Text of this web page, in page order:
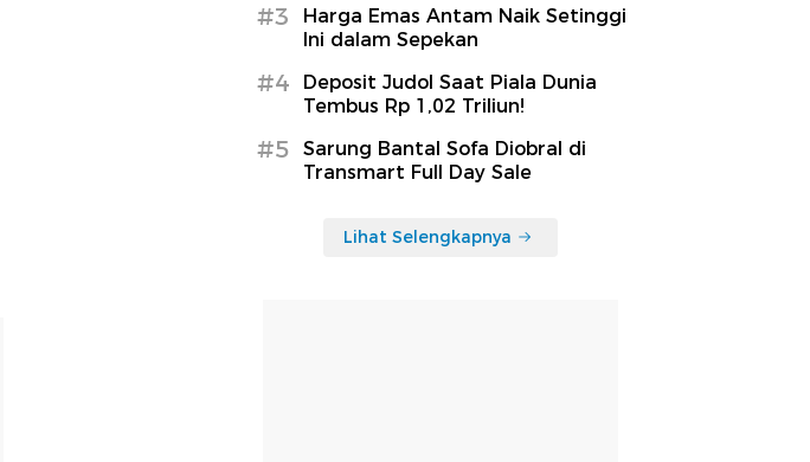
#3
Harga Emas Antam Naik Setinggi
Ini dalam Sepekan
#4
Deposit Judol Saat Piala Dunia
Tembus Rp 1,02 Triliun!
#5
Sarung Bantal Sofa Diobral di
Transmart Full Day Sale
Lihat Selengkapnya